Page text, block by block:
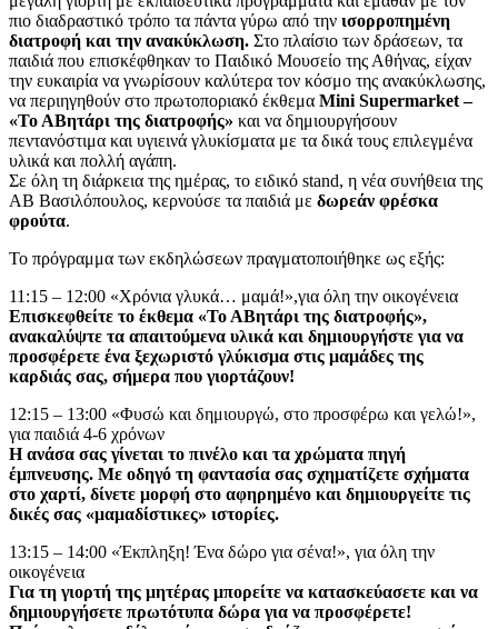
πιο διαδραστικό τρόπο τα πάντα γύρω από την ισορροπημένη
διατροφή και την ανακύκλωση. Στο πλαίσιο των δράσεων, τα
παιδιά που επισκέφθηκαν το Παιδικό Μουσείο της Αθήνας, είχαν
την ευκαιρία να γνωρίσουν καλύτερα τον κόσμο της ανακύκλωσης,
να περιηγηθούν στο πρωτοποριακό έκθεμα Mini Supermarket –
«Το ΑΒητάρι της διατροφής» και να δημιουργήσουν
πεντανόστιμα και υγιεινά γλυκίσματα με τα δικά τους επιλεγμένα
υλικά και πολλή αγάπη.
Σε όλη τη διάρκεια της ημέρας, το ειδικό stand, η νέα συνήθεια της
ΑΒ Βασιλόπουλος, κερνούσε τα παιδιά με δωρεάν φρέσκα
φρούτα.
Το πρόγραμμα των εκδηλώσεων πραγματοποιήθηκε ως εξής:
11:15 – 12:00 «Χρόνια γλυκά… μαμά!»,για όλη την οικογένεια
Επισκεφθείτε το έκθεμα «Το ΑΒητάρι της διατροφής»,
ανακαλύψτε τα απαιτούμενα υλικά και δημιουργήστε για να
προσφέρετε ένα ξεχωριστό γλύκισμα στις μαμάδες της
καρδιάς σας, σήμερα που γιορτάζουν!
12:15 – 13:00 «Φυσώ και δημιουργώ, στο προσφέρω και γελώ!»,
για παιδιά 4-6 χρόνων
Η ανάσα σας γίνεται το πινέλο και τα χρώματα πηγή
έμπνευσης. Με οδηγό τη φαντασία σας σχηματίζετε σχήματα
στο χαρτί, δίνετε μορφή στο αφηρημένο και δημιουργείτε τις
δικές σας «μαμαδίστικες» ιστορίες.
13:15 – 14:00 «Έκπληξη! Ένα δώρο για σένα!», για όλη την
οικογένεια
Για τη γιορτή της μητέρας μπορείτε να κατασκεύασετε και να
δημιουργήσετε πρωτότυπα δώρα για να προσφέρετε!